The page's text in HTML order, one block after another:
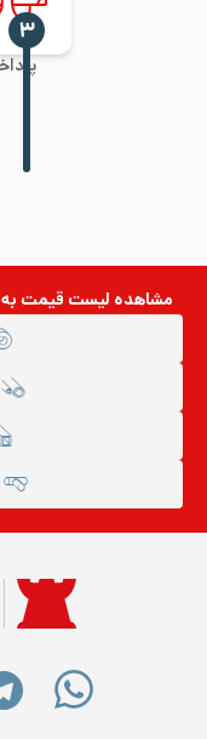
‍۳
مشاهده لیست قیمت به